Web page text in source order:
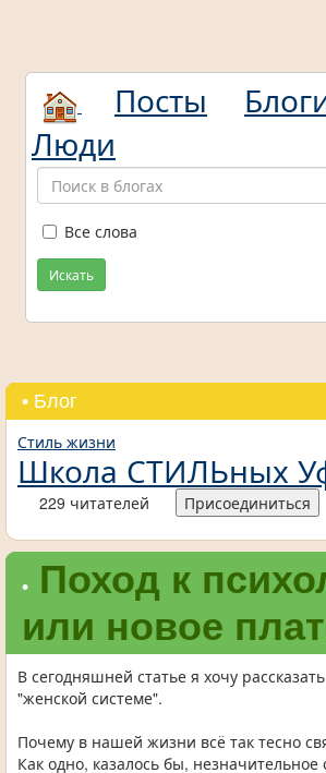
Посты
Люди
Все слова
Искать
• Блог
Стиль жизни
Школа СТИЛЬных
229 читателей Присоединиться
• Поход к
или новое
В сегодняшней статье я хочу
"женской системе".
Почему в нашей жизни всё так тесно
Как одно, казалось бы,